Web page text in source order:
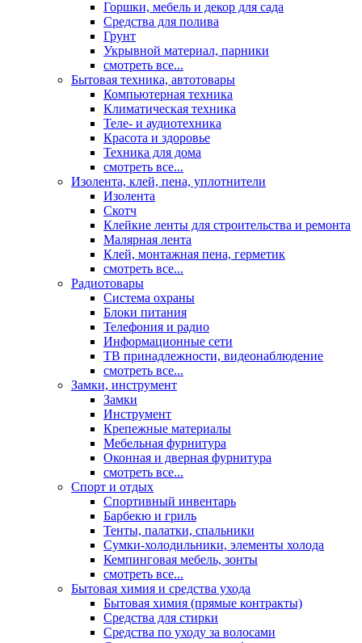
Горшки, мебель и декор для сада
Средства для полива
Грунт
Укрывной материал, парники
смотреть все...
Бытовая техника, автотовары
Компьютерная техника
Климатическая техника
Теле- и аудиотехника
Красота и здоровье
Техника для дома
смотреть все...
Изолента, клей, пена, уплотнители
Изолента
Скотч
Клейкие ленты для строительства и ремонта
Малярная лента
Клей, монтажная пена, герметик
смотреть все...
Радиотовары
Система охраны
Блоки питания
Телефония и радио
Информационные сети
ТВ принадлежности, видеонаблюдение
смотреть все...
Замки, инструмент
Замки
Инструмент
Крепежные материалы
Мебельная фурнитура
Оконная и дверная фурнитура
смотреть все...
Спорт и отдых
Спортивный инвентарь
Барбекю и гриль
Тенты, палатки, спальники
Сумки-холодильники, элементы холода
Кемпинговая мебель, зонты
смотреть все...
Бытовая химия и средства ухода
Бытовая химия (прямые контракты)
Средства для стирки
Средства по уходу за волосами